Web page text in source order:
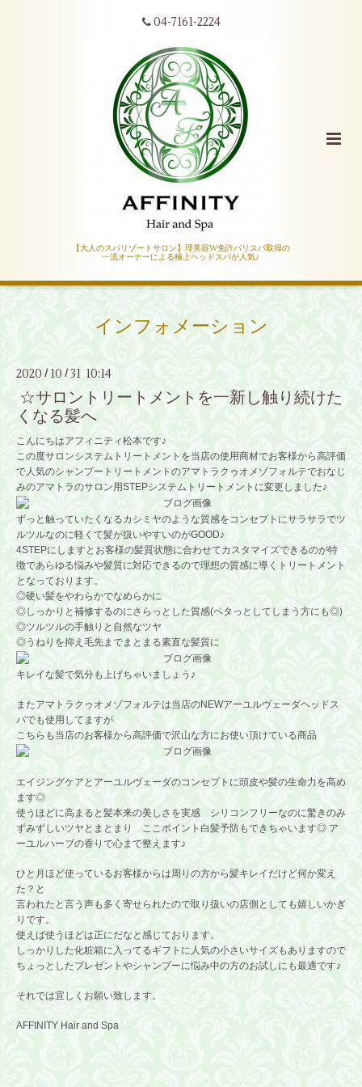
04-7161-2224
【大人のスパリゾートサロン】理美容W免許バリスパ取得の
一流オーナーによる極上ヘッドスパが人気♪
インフォメーション
2020 / 10 / 31 10:14
☆サロントリートメントを一新し触り続けた
くなる髪へ
こんにちはアフィニティ松本です♪
この度サロンシステムトリートメントを当店の使用商材でお客様から高評価
で人気のシャンプートリートメントのアマトラクゥオメゾフォルテでおなじ
みのアマトラのサロン用STEPシステムトリートメントに変更しました♪
ずっと触っていたくなるカシミヤのような質感をコンセプトにサラサラでツ
ルツルなのに軽くて髪が扱いやすいのがGOOD♪
4STEPにしますとお客様の髪質状態に合わせてカスタマイズできるのが特
徴であらゆる悩みや髪質に対応できるので理想の質感に導くトリートメント
となっております。
◎硬い髪をやわらかでなめらかに
◎しっかりと補修するのにさらっとした質感(ペタっとしてしまう方にも◎)
◎ツルツルの手触りと自然なツヤ
◎うねりを抑え毛先までまとまる素直な髪質に
キレイな髪で気分も上げちゃいましょう♪
またアマトラクゥオメゾフォルテは当店のNEWアーユルヴェーダヘッドス
パでも使用してますが
こちらも当店のお客様から高評価で沢山な方にお使い頂けている商品
エイジングケアとアーユルヴェーダのコンセプトに頭皮や髪の生命力を高め
ます◎
使うほどに高まると髪本来の美しさを実感 シリコンフリーなのに驚きのみ
ずみずしいツヤとまとまり ここポイント白髪予防もできちゃいます◎ ア
ーユルハーブの香りで心まで整えます♪
ひと月ほど使っているお客様からは周りの方から髪キレイだけど何か変え
た？と
言われたと言う声も多く寄せられたので取り扱いの店側としても嬉しいかぎ
りです。
使えば使うほどは正にだなと感じております。
しっかりした化粧箱に入ってるギフトに人気の小さいサイズもありますので
ちょっとしたプレゼントやシャンプーに悩み中の方のお試しにも最適です♪
それでは宜しくお願い致します。
AFFINITY Hair and Spa